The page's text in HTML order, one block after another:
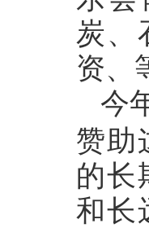
炭、
资、
今
赞助
的长
和长